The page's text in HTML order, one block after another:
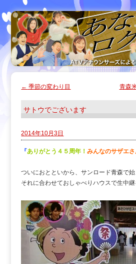
← 季節の変わり目 青森
サトウでございます
2014年10月3日
『ありがとう４５周年！みんなのサザエ
ついにおとといから、サンロード青森で始
それに合わせておしゃべりハウスで生中継